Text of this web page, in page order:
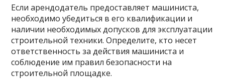
Если арендодатель предоставляет машиниста,
необходимо убедиться в его квалификации и
наличии необходимых допусков для эксплуатации
строительной техники. Определите, кто несет
ответственность за действия машиниста и
соблюдение им правил безопасности на
строительной площадке.